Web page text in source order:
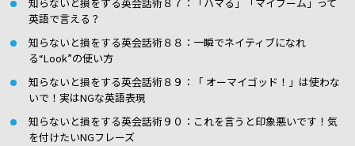
英語で言える？
知らないと損をする英会話術８８：一瞬でネイティブになれ
る“Look”の使い方
知らないと損をする英会話術８９：「 オーマイゴッド！」は使わな
いで！実はNGな英語表現
知らないと損をする英会話術９０：これを言うと印象悪いです！気
を付けたいNGフレーズ